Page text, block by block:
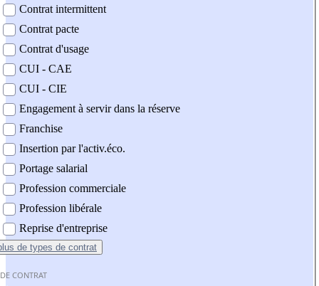
Contrat intermittent
Contrat pacte
Contrat d'usage
CUI - CAE
CUI - CIE
Engagement à servir dans la réserve
Franchise
Insertion par l'activ.éco.
Portage salarial
Profession commerciale
Profession libérale
Reprise d'entreprise
de types de contrat
CONTRAT